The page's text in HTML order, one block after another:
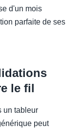
d'un mois
parfaite de ses
le fil
un tableur
peut